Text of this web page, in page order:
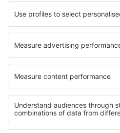
Hotels in Great Basin National Park
Hotels in Walt Disney World Resort
Hotels in Joshua Tree National Park
Hotels in Nationaal Park Wielkopolska
Hotels in Nationaal Park Świętokrzyski